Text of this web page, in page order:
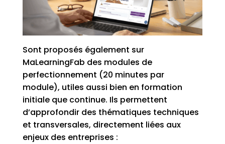
Sont proposés également sur
MaLearningFab des modules de
perfectionnement (20 minutes par
module), utiles aussi bien en formation
initiale que continue. Ils permettent
d’approfondir des thématiques techniques
et transversales, directement liées aux
enjeux des entreprises :